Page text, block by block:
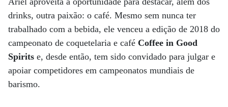
drinks, outra paixão: o café. Mesmo sem nunca ter
trabalhado com a bebida, ele venceu a edição de 2018 do
campeonato de coquetelaria e café Coffee in Good
Spirits e, desde então, tem sido convidado para julgar e
apoiar competidores em campeonatos mundiais de
barismo.